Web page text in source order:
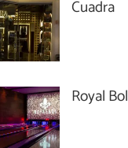
Cuadra
Royal Bol